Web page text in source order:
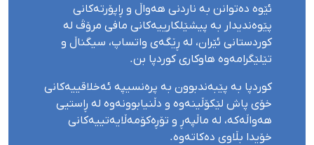
ئێوە دەتوانن بە ناردنی هەواڵ و ڕاپۆرتەکانی
پێوەندیدار بە پیشێلکارییەکانی مافی مرۆڤ لە
کوردستانی ئێران، لە ڕێگەی واتساپ، سیگناڵ و
تێلێگرامەوە هاوکاری کوردپا بن.
کوردپا بە پێبەندبوون بە پرەنسیپە ئەخلاقییەکانی
خۆی پاش لێکۆڵینەوە و دڵنیابوونەوە لە ڕاستیی
هەواڵەکە، لە ماڵپەڕ و تۆڕەکۆمەڵایەتییەکانی
خۆیدا بڵاوی دەکاتەوە.